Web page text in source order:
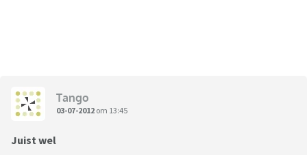
Tango
03-07-2012 om 13:45
Juist wel